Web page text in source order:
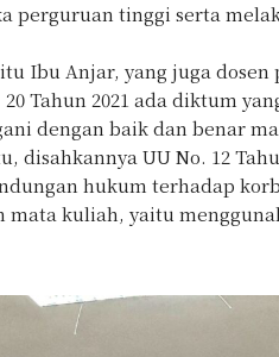
perguruan tinggi serta
Ibu Anjar, yang juga
Tahun 2021 ada diktum
dengan baik dan benar
disahkannya UU No. 12
hukum terhadap
mata kuliah, yaitu